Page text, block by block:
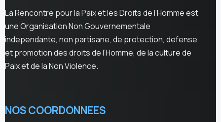
La Rencontre pour la Paix et les Droits de l’Homme est
une Organisation Non Gouvernementale
independante, non partisane, de protection, defense
et promotion des droits de l’Homme, de la culture de
Paix et de la Non Violence.
NOS COORDONNEES